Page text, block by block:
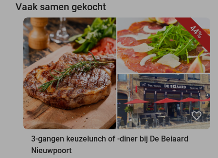
Vaak samen gekocht
44%
favorite_border
3-gangen keuzelunch of -diner bij De Beiaard
Nieuwpoort